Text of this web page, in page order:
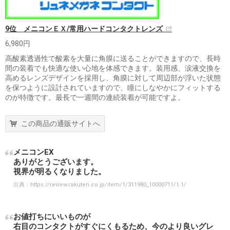
9位 メニコンＥＸ/常用ハードコンタクトレンズ
6,980円
高酸素透過性で酸素を大量に角膜に送ることができますので、長時
間の装着でも快適な使い心地を体感できます。装用感、涙液交換を
高めるレンズデザインを採用し、角膜に対して周辺部が浮いた状態
を保つように設計されていますので、瞳にしなやかにフィットする
のが特徴です。最長で一週間の連続装着が可能ですよ。
この商品の通販サイトへ
メニコンEX
ありがとうございます。
視界が明るくなりました。
出典： https://review.rakuten.co.jp/item/1/311980_10000711/1.1/
お値打ちにいいものが
右目のコンタクトがすぐにくもるため、今のより良いグレ